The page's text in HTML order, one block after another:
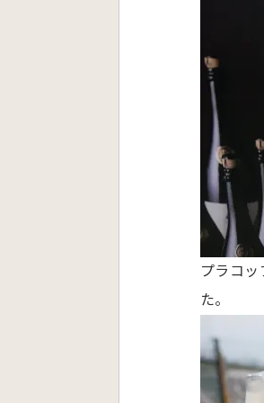
プラコ
た。